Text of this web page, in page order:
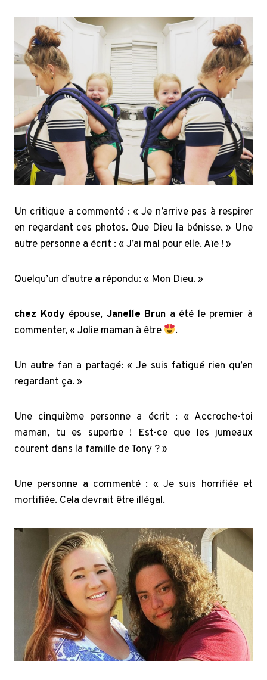
Un critique a commenté : « Je n’arrive pas à respirer
en regardant ces photos. Que Dieu la bénisse. » Une
autre personne a écrit : « J’ai mal pour elle. Aïe ! »
Quelqu’un d’autre a répondu: « Mon Dieu. »
chez Kody épouse, Janelle Brun a été le premier à
commenter, «Jolie maman à être .
Un autre fan a partagé: « Je suis fatigué rien qu’en
regardant ça. »
Une cinquième personne a écrit : « Accroche-toi
maman, tu es superbe ! Est-ce que les jumeaux
courent dans la famille de Tony ? »
Une personne a commenté : « Je suis horrifiée et
mortifiée. Cela devrait être illégal.